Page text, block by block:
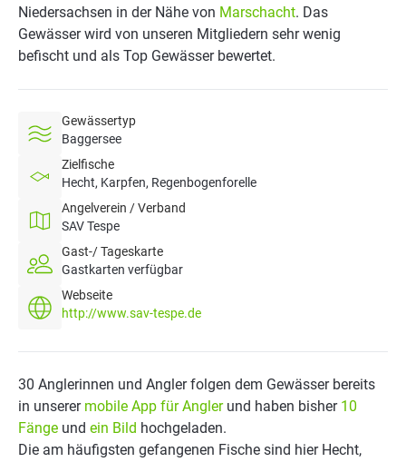
Niedersachsen in der Nähe von Marschacht. Das
Gewässer wird von unseren Mitgliedern sehr wenig
befischt und als Top Gewässer bewertet.
Gewässertyp
Baggersee
Zielfische
Hecht, Karpfen, Regenbogenforelle
Angelverein / Verband
SAV Tespe
Gast-/ Tageskarte
Gastkarten verfügbar
Webseite
http://www.sav-tespe.de
30 Anglerinnen und Angler folgen dem Gewässer bereits
in unserer mobile App für Anglerund haben bisher 10
Fänge und ein Bild hochgeladen.
Die am häufigsten gefangenen Fische sind hier Hecht,